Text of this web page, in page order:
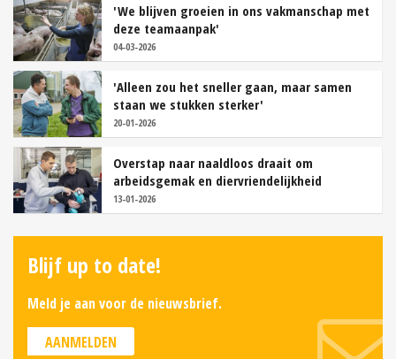
'We blijven groeien in ons vakmanschap met
deze teamaanpak'
04-03-2026
'Alleen zou het sneller gaan, maar samen
staan we stukken sterker'
20-01-2026
Overstap naar naaldloos draait om
arbeidsgemak en diervriendelijkheid
13-01-2026
Blijf up to date!
Meld je aan voor de nieuwsbrief.
AANMELDEN